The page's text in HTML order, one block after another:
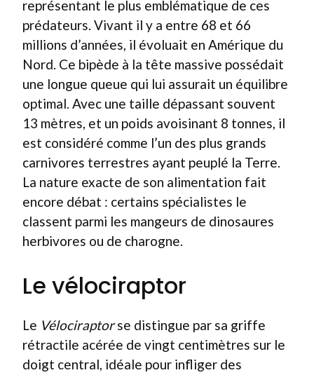
représentant le plus emblématique de ces
prédateurs. Vivant il y a entre 68 et 66
millions d’années, il évoluait en Amérique du
Nord. Ce bipède à la tête massive possédait
une longue queue qui lui assurait un équilibre
optimal. Avec une taille dépassant souvent
13 mètres, et un poids avoisinant 8 tonnes, il
est considéré comme l’un des plus grands
carnivores terrestres ayant peuplé la Terre.
La nature exacte de son alimentation fait
encore débat : certains spécialistes le
classent parmi les mangeurs de dinosaures
herbivores ou de charogne.
Le vélociraptor
Le Vélociraptorse distingue par sa griffe
rétractile acérée de vingt centimètres sur le
doigt central, idéale pour infliger des